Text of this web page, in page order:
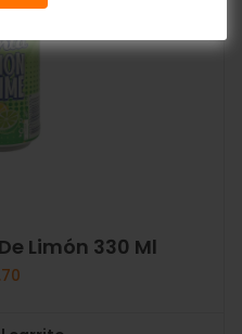
Limón 330 Ml